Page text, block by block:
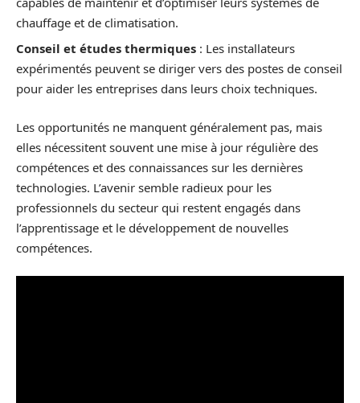
chauffage et de climatisation.
Conseil et études thermiques : Les installateurs
expérimentés peuvent se diriger vers des postes de conseil
pour aider les entreprises dans leurs choix techniques.
Les opportunités ne manquent généralement pas, mais
elles nécessitent souvent une mise à jour régulière des
compétences et des connaissances sur les dernières
technologies. L’avenir semble radieux pour les
professionnels du secteur qui restent engagés dans
l’apprentissage et le développement de nouvelles
compétences.